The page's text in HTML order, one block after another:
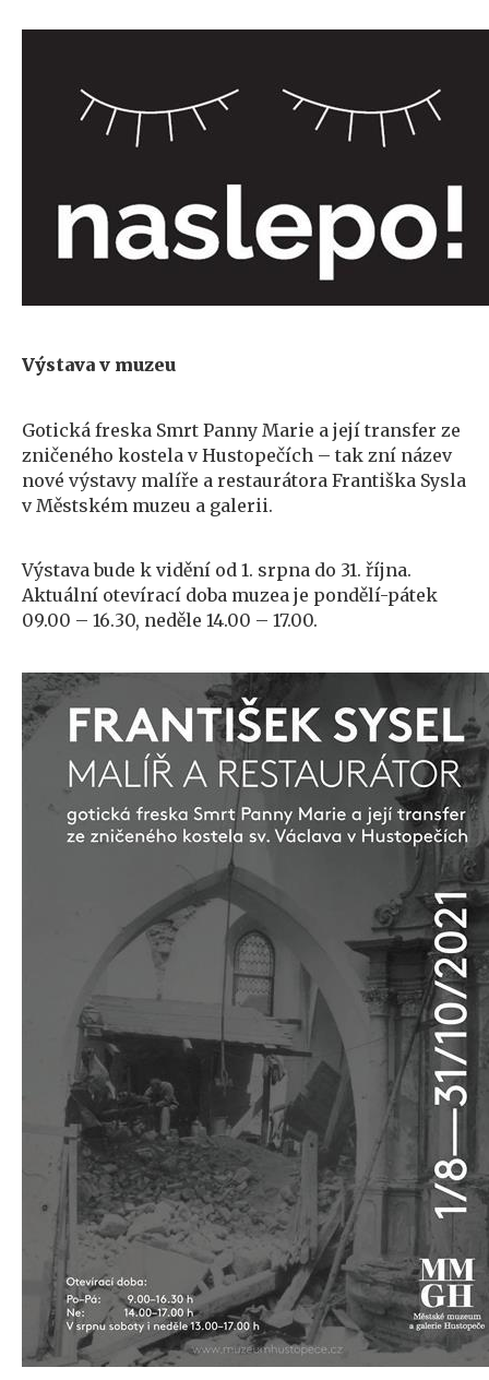
Výstava v muzeu
Gotická freska Smrt Panny Marie a její transfer ze
zničeného kostela v Hustopečích – tak zní název
nové výstavy malíře a restaurátora Františka Sysla
v Městském muzeu a galerii.
Výstava bude k vidění od 1. srpna do 31. října.
Aktuální otevírací doba muzea je pondělí-pátek
09.00 – 16.30, neděle 14.00 – 17.00.